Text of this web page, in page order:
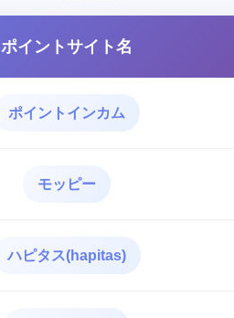
ポイントサイト名
ポイントインカム
モッピー
ハピタス(hapitas)